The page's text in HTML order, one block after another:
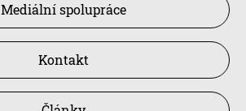
Mediální spolupráce
Kontakt